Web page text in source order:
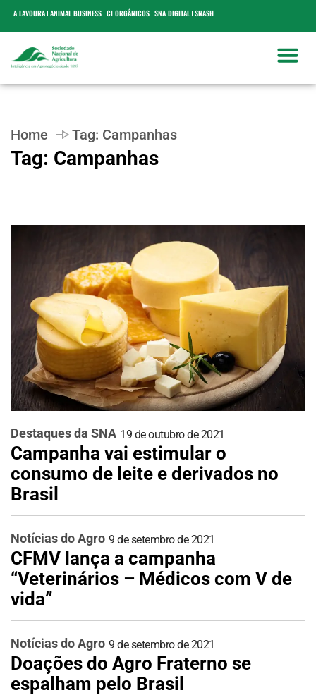
A LAVOURA ANIMAL BUSINESS CI ORGÂNICOS SNA DIGITAL SNASH
Home Tag: Campanhas
Tag: Campanhas
Destaques da SNA 19 de outubro de 2021
Campanha vai estimular o
consumo de leite e derivados no
Brasil
Notícias do Agro 9 de setembro de 2021
CFMV lança a campanha
“Veterinários – Médicos com V de
vida”
Notícias do Agro 9 de setembro de 2021
Doações do Agro Fraterno se
espalham pelo Brasil